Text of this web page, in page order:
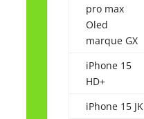
pro max
Oled
marque GX
iPhone 15
HD+
iPhone 15 JK